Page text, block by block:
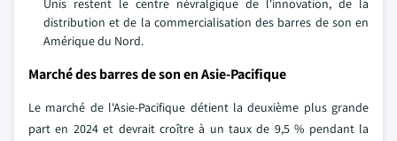
Unis restent le centre névralgique de l'innovation, de la
distribution et de la commercialisation des barres de son en
Amérique du Nord.
Marché des barres de son en Asie-Pacifique
Le marché de l'Asie-Pacifique détient la deuxième plus grande
part en 2024 et devrait croître à un taux de 9,5 % pendant la